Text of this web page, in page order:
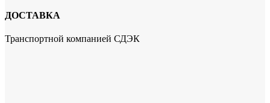
ДОСТАВКА
Транспортной компанией СДЭК